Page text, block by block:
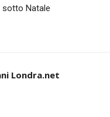
sotto Natale
Londra.net